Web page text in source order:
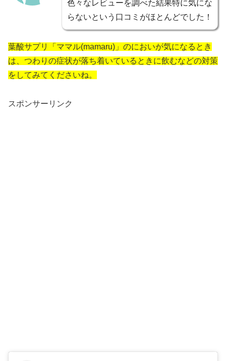
色々なレビューを調べた結果特に気にな
らないという口コミがほとんどでした！
葉酸サプリ「ママル(mamaru)」のにおいが気になるとき
は、つわりの症状が落ち着いているときに飲むなどの対策
をしてみてくださいね。
スポンサーリンク